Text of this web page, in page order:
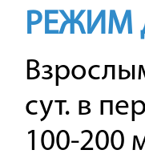
РЕЖИМ
сут. в
100-200